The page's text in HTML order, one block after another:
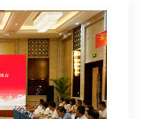
田辉代表学校党
力谱写谋海济国崭
会在与会人员
学校党委向全
表彰的先进集体
事业发...